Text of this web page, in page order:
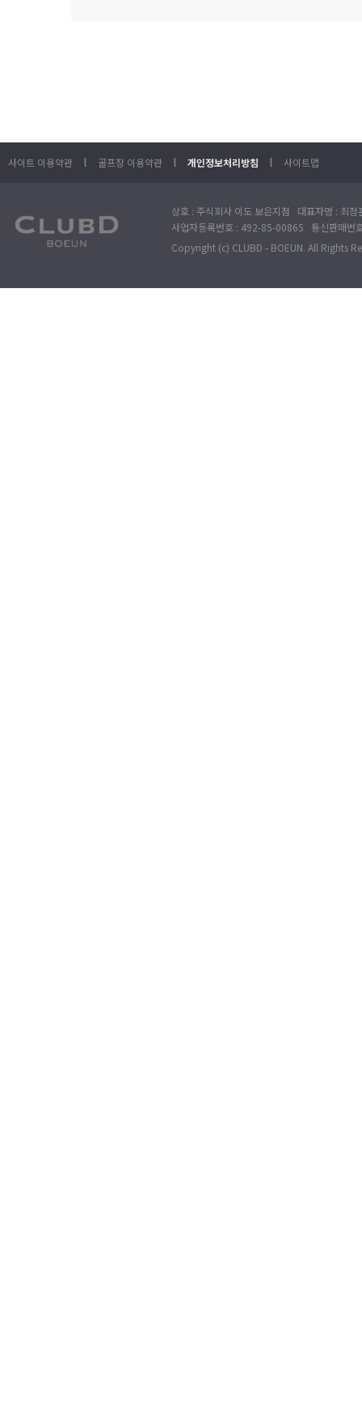
사이트 이용약관 l 골프장 이용약관 l 개인정보처리방침 l 사이트맵
상호 : 주식회사 이도 보은지점 대표자명 : 최
사업자등록번호 : 492-85-00865 통신판매
Copyright (c) CLUBD - BOEUN. All Rights